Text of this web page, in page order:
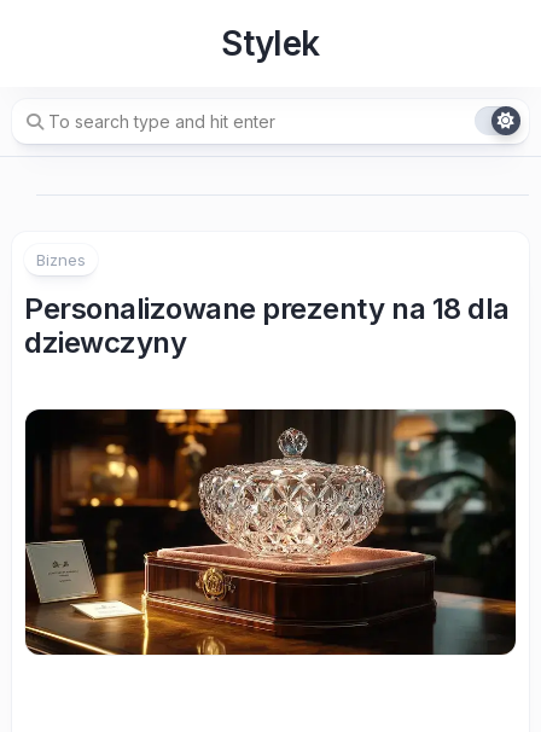
Stylek
Biznes
Personalizowane prezenty na 18 dla
dziewczyny